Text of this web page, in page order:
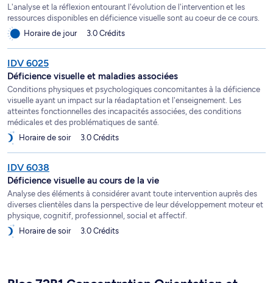
L'analyse et la réflexion entourant l'évolution de l'intervention et les
ressources disponibles en déficience visuelle sont au coeur de ce cours.
Horaire de jour
3.0 Crédits
IDV 6025
Déficience visuelle et maladies associées
Conditions physiques et psychologiques concomitantes à la déficience
visuelle ayant un impact sur la réadaptation et l'enseignement. Les
atteintes fonctionnelles des incapacités associées, des conditions
médicales et des problématiques de santé.
Horaire de soir
3.0 Crédits
IDV 6038
Déficience visuelle au cours de la vie
Analyse des éléments à considérer avant toute intervention auprès des
diverses clientèles dans la perspective de leur développement moteur et
physique, cognitif, professionnel, social et affectif.
Horaire de soir
3.0 Crédits